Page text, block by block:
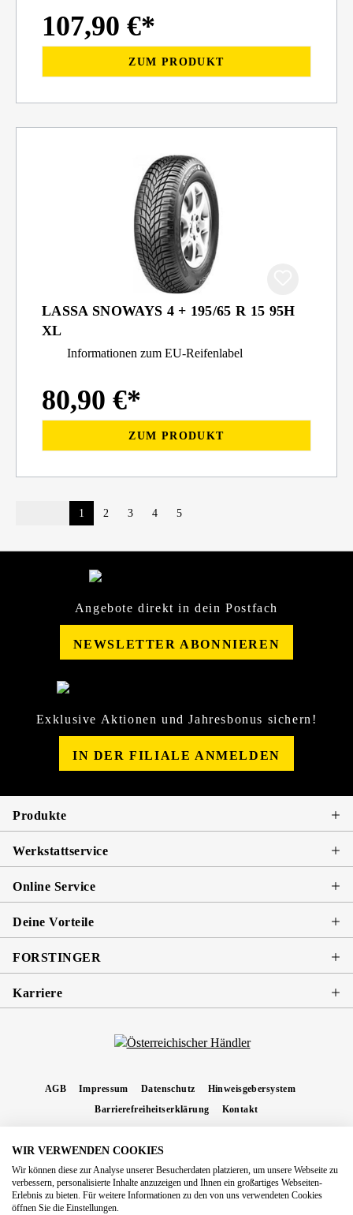
107,90 €*
ZUM PRODUKT
LASSA SNOWAYS 4 + 195/65 R 15 95H
XL
Informationen zum EU-Reifenlabel
80,90 €*
ZUM PRODUKT
1 2 3 4 5
Angebote direkt in dein Postfach
NEWSLETTER ABONNIEREN
Exklusive Aktionen und Jahresbonus sichern!
IN DER FILIALE ANMELDEN
Produkte
Werkstattservice
Online Service
Deine Vorteile
FORSTINGER
Karriere
AGB Impressum Datenschutz
Hinweisgebersystem
Barrierefreiheitserklärung
Kontakt
Nachnahmegebühren, wenn nicht anders angegeben.
Copyright 2026 Forstinger Österreich GmbH
Königstetter Straße 128 - 134/OG3, 3430 Tulln
WIR VERWENDEN COOKIES
Wir können diese zur Analyse unserer Besucherdaten platzieren, um unsere Webseite zu
verbessern, personalisierte Inhalte anzuzeigen und Ihnen ein großartiges Webseiten-
Erlebnis zu bieten. Für weitere Informationen zu den von uns verwendeten Cookies
öffnen Sie die Einstellungen.